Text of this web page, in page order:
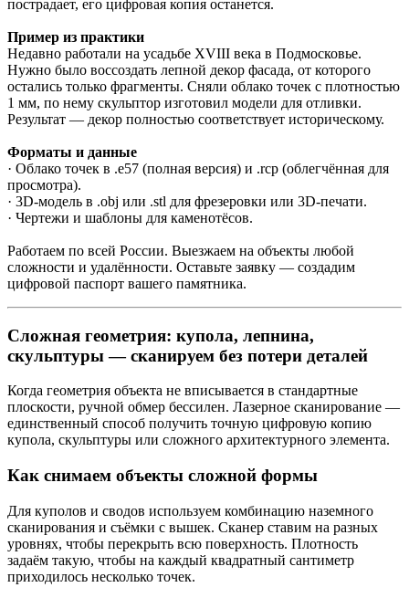
пострадает, его цифровая копия останется.
Пример из практики
Недавно работали на усадьбе XVIII века в Подмосковье.
Нужно было воссоздать лепной декор фасада, от которого
остались только фрагменты. Сняли облако точек с плотностью
1 мм, по нему скульптор изготовил модели для отливки.
Результат — декор полностью соответствует историческому.
Форматы и данные
· Облако точек в .e57 (полная версия) и .rcp (облегчённая для
просмотра).
· 3D-модель в .obj или .stl для фрезеровки или 3D-печати.
· Чертежи и шаблоны для каменотёсов.
Работаем по всей России. Выезжаем на объекты любой
сложности и удалённости. Оставьте заявку — создадим
цифровой паспорт вашего памятника.
Сложная геометрия: купола, лепнина,
скульптуры — сканируем без потери деталей
Когда геометрия объекта не вписывается в стандартные
плоскости, ручной обмер бессилен. Лазерное сканирование —
единственный способ получить точную цифровую копию
купола, скульптуры или сложного архитектурного элемента.
Как снимаем объекты сложной формы
Для куполов и сводов используем комбинацию наземного
сканирования и съёмки с вышек. Сканер ставим на разных
уровнях, чтобы перекрыть всю поверхность. Плотность
задаём такую, чтобы на каждый квадратный сантиметр
приходилось несколько точек.